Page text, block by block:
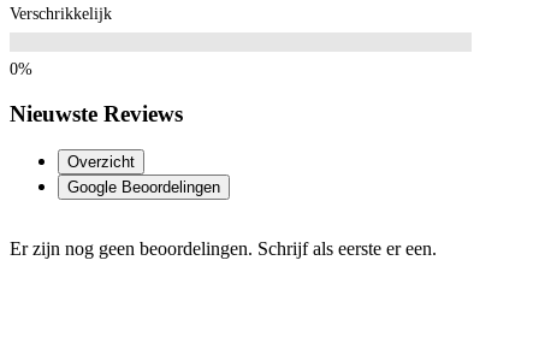
Verschrikkelijk
Nieuwste Reviews
Overzicht
Google Beoordelingen
Er zijn nog geen beoordelingen. Schrijf als eerste er een.